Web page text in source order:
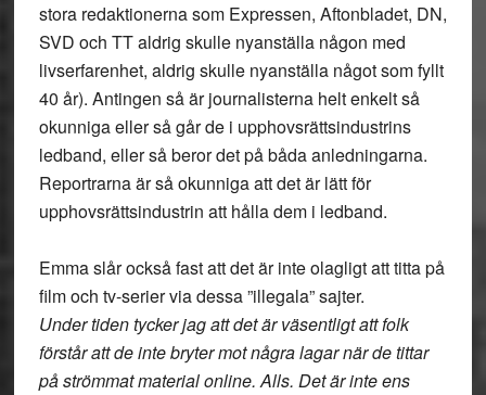
stora redaktionerna som Expressen, Aftonbladet, DN,
SVD och TT aldrig skulle nyanställa någon med
livserfarenhet, aldrig skulle nyanställa något som fyllt
40 år). Antingen så är journalisterna helt enkelt så
okunniga eller så går de i upphovsrättsindustrins
ledband, eller så beror det på båda anledningarna.
Reportrarna är så okunniga att det är lätt för
upphovsrättsindustrin att hålla dem i ledband.
Emma slår också fast att det är inte olagligt att titta på
film och tv-serier via dessa ”illegala” sajter.
Under tiden tycker jag att det är väsentligt att folk
förstår att de inte bryter mot några lagar när de tittar
på strömmat material online. Alls. Det är inte ens